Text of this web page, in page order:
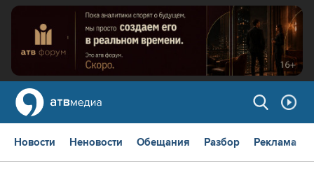
Новости Неновости Обещания Разбор Реклама